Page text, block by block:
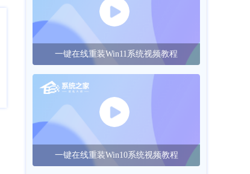
一键在线重装Win11系统视频教程
一键在线重装Win10系统视频教程